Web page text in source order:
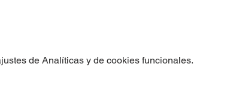
de Analíticas y de cookies funcionales.